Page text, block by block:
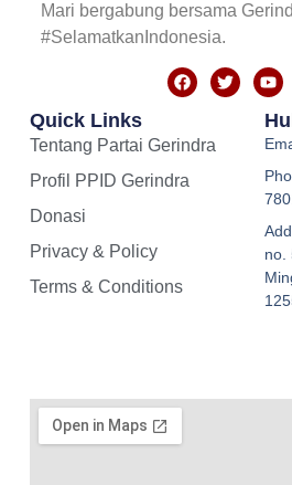
Mari bergabung bersama
#SelamatkanIndonesia.
Quick Links
Tentang Partai Gerindra
Profil PPID Gerindra
Donasi
Privacy & Policy
Terms & Conditions
no.